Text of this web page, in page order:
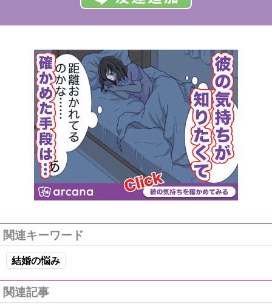
関連キーワード
結婚の悩み
関連記事